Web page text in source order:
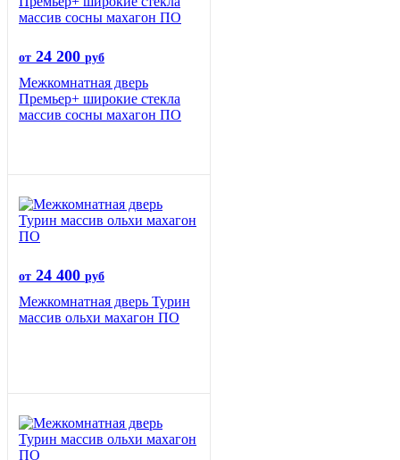
от 24 200 руб
Межкомнатная дверь
Премьер+ широкие стекла
массив сосны махагон ПО
от 24 400 руб
Межкомнатная дверь Турин
массив ольхи махагон ПО